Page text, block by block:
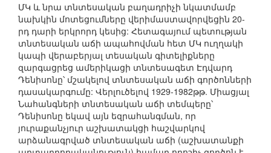
ՄԿ և նրա տնտեսական բաղադրիչի նկատմամբ
նախկին մոտեցումները վերիմաստավորվեցին 20-
րդ դարի երկրորդ կեսից: Հետագայում պետության
տնտեսական աճի ապահովման հետ ՄԿ ուղղակի
կապի վերաբերյալ տեսական գիտելիքները
զարգացրեց ամերիկացի տնտեսագետ Էդվարդ
Դենիսոնը՝ մշակելով տնտեսական աճի գործոնների
դասակարգումը: Վերլուծելով 1929-1982թթ. Միացյալ
Նահանգների տնտեսական աճի տեմպերը՝
Դենիսոնը եկավ այն եզրահանգման, որ
յուրաքանչյուր աշխատակցի հաշվարկով
արձանագրված տնտեսական աճի (աշխատանքի